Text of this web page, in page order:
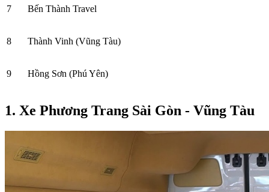
7 Bến Thành Travel
8 Thành Vinh (Vũng Tàu)
9 Hồng Sơn (Phú Yên)
1. Xe Phương Trang Sài Gòn - Vũng Tàu